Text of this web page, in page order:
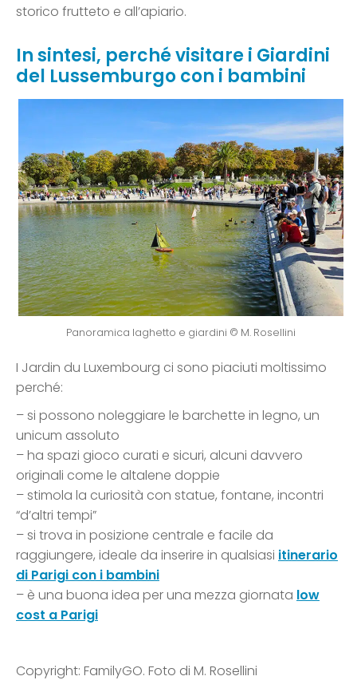
storico frutteto e all’apiario.
In sintesi, perché visitare i Giardini
del Lussemburgo con i bambini
Panoramica laghetto e giardini © M. Rosellini
I Jardin du Luxembourg ci sono piaciuti moltissimo
perché:
– si possono noleggiare le barchette in legno, un
unicum assoluto
– ha spazi gioco curati e sicuri, alcuni davvero
originali come le altalene doppie
– stimola la curiosità con statue, fontane, incontri
“d’altri tempi”
– si trova in posizione centrale e facile da
raggiungere, ideale da inserire in qualsiasi itinerario
di Parigi con i bambini
– è una buona idea per una mezza giornata low
cost a Parigi
Copyright: FamilyGO. Foto di M. Rosellini